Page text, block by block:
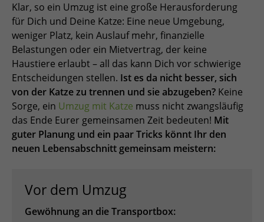
Klar, so ein Umzug ist eine große Herausforderung
für Dich und Deine Katze: Eine neue Umgebung,
weniger Platz, kein Auslauf mehr, finanzielle
Belastungen oder ein Mietvertrag, der keine
Haustiere erlaubt – all das kann Dich vor schwierige
Entscheidungen stellen. Ist es da nicht besser, sich
von der Katze zu trennen und sie abzugeben? Keine
Sorge, ein Umzug mit Katze muss nicht zwangsläufig
das Ende Eurer gemeinsamen Zeit bedeuten! Mit
guter Planung und ein paar Tricks könnt Ihr den
neuen Lebensabschnitt gemeinsam meistern:
Vor dem Umzug
Gewöhnung an die Transportbox: